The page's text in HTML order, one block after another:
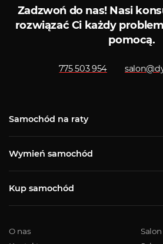
Zadzwoń do nas!Nasi
rozwiązać Ci każdy
pomocą.
775 503 954
Samochód na raty
Wymień samochód
Kup samochód
O nas
Salon